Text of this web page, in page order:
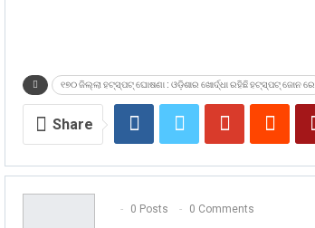
୧୭୦ ଜିଲ୍ଲା ହଟ୍‌ସ୍ପଟ୍ ଘୋଷଣା : ଓଡ଼ିଶାର ଖୋର୍ଦ୍ଧା ରହିଛି ହଟ୍‌ସ୍ପଟ୍ ଜୋନ ରେ
Share
0 Posts 0 Comments